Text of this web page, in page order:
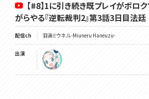
【#8】1に引き続き既プレイがボロ
がらやる『逆転裁判2』第3話3日目法廷
配信ch 羽渦ミウネル -Miuneru Haneuzu-
出演